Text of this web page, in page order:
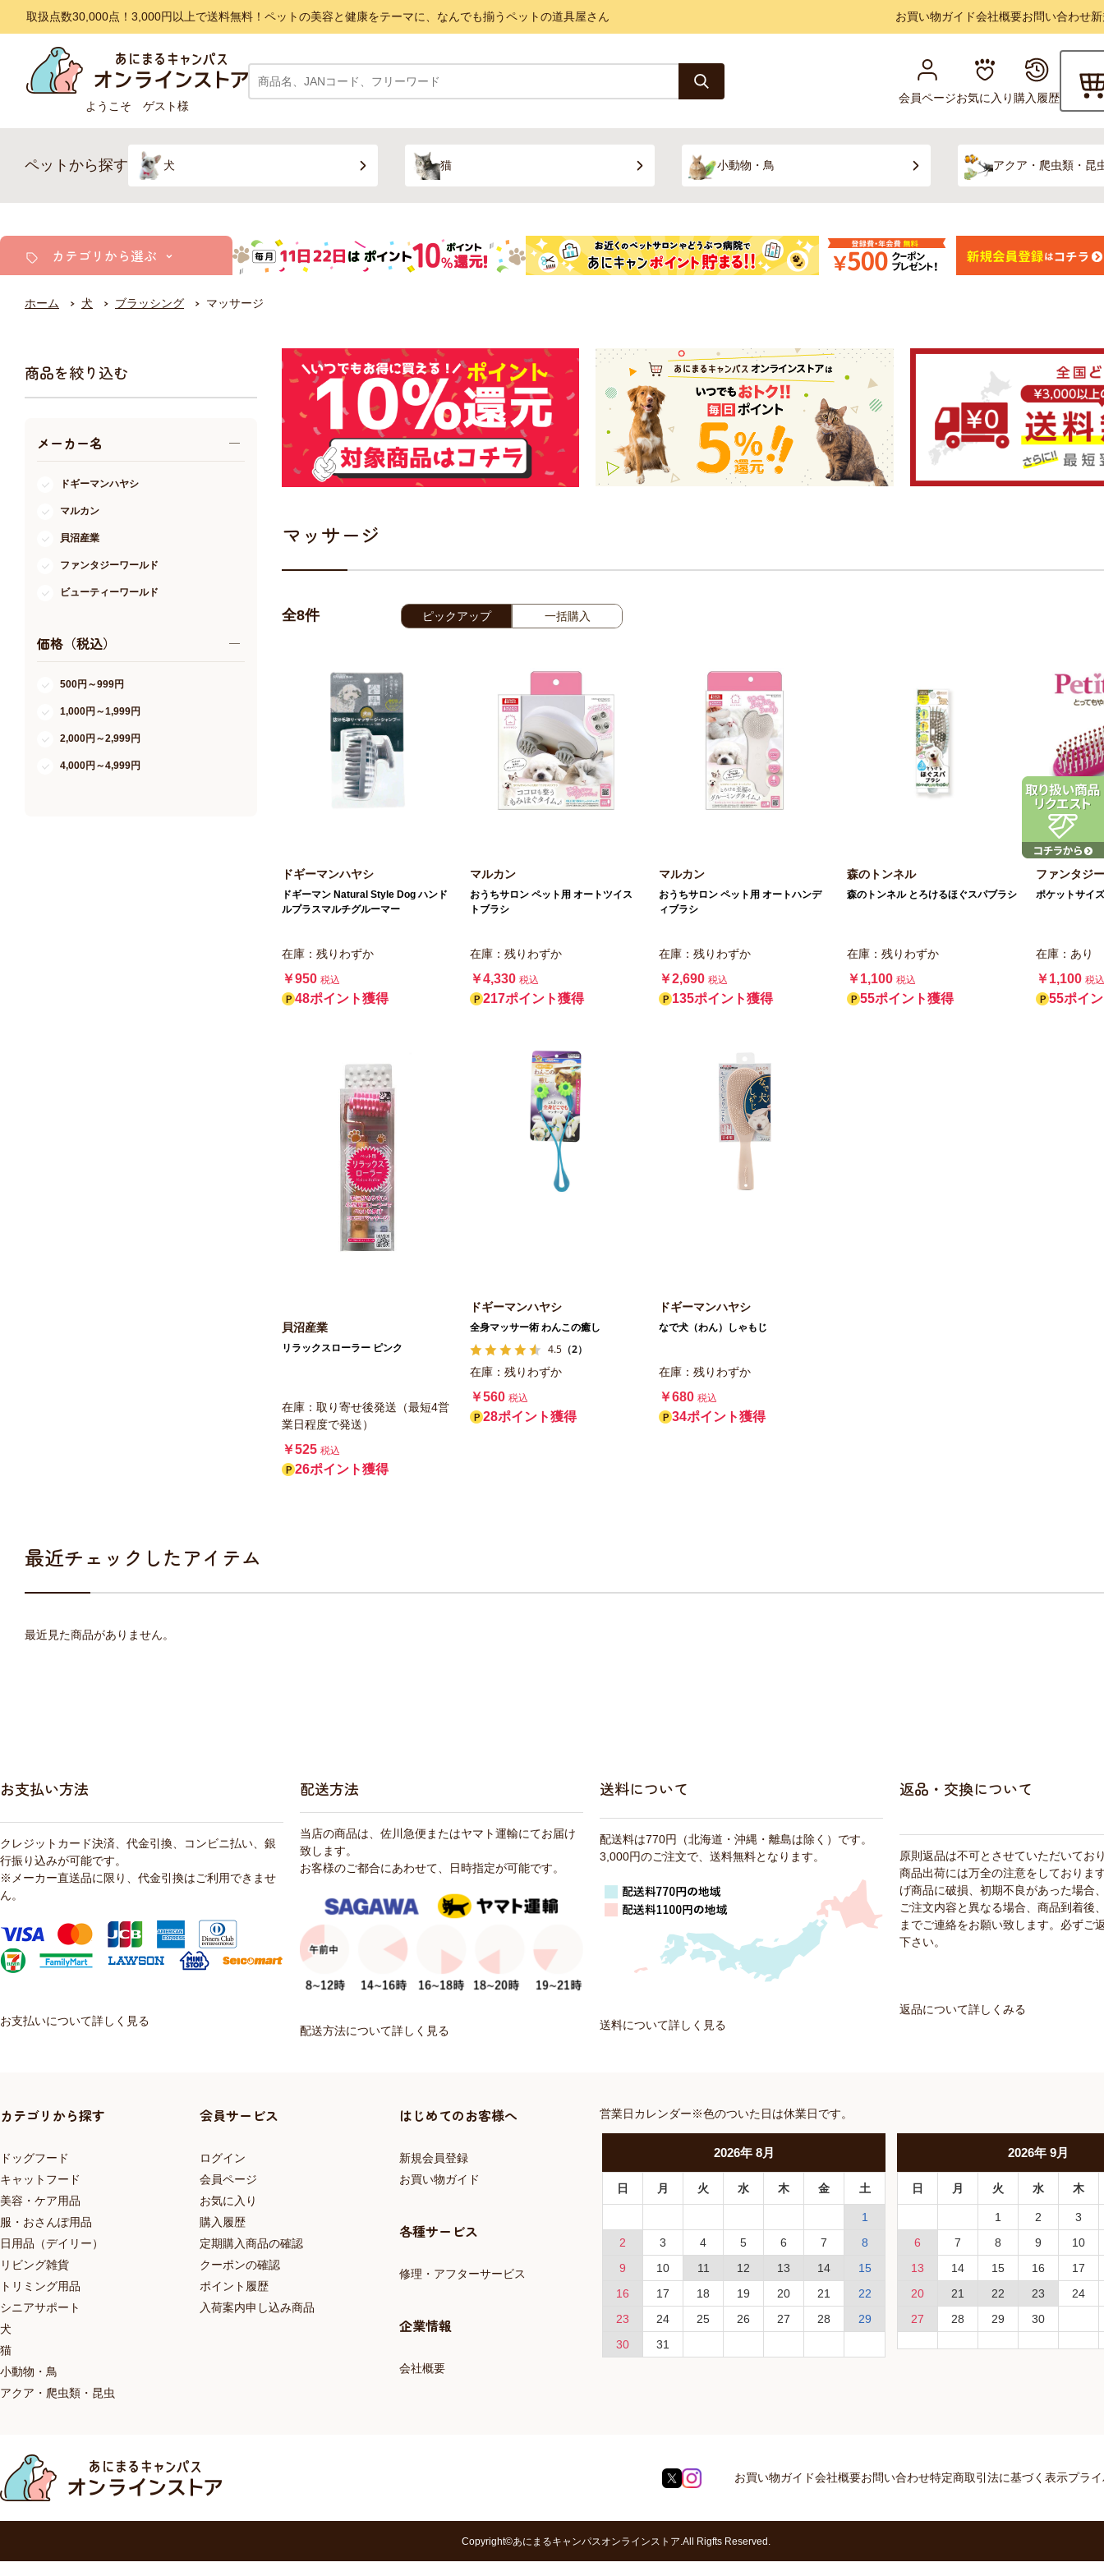
取扱点数30,000点！3,000円以上で送料無料！ペットの美容と健康をテーマに、なんでも揃うペットの道具屋さん お買い物ガイド会社概要お問い合わせ
ようこそ ゲスト様
会員ページお気に入り購入履歴
ペットから探す 犬 猫 小動物・鳥 アクア・爬虫類・昆
カテゴリから選ぶ
犬
アクア・爬虫類・昆虫
キャットフード
リビング雑貨
トリマーグッズ
シニアサポート
ホーム 犬 ブラッシング マッサージ
商品を絞り込む
メーカー名
ドギーマンハヤシ
マルカン
貝沼産業
ファンタジーワールド
ビューティーワールド
価格（税込）
500円～999円
1,000円～1,999円
2,000円～2,999円
4,000円～4,999円
マッサージ
全8件 ピックアップ 一括購入
ドギーマンハヤシ
ドギーマン Natural Style Dog ハンド
ルプラスマルチグルーマー
在庫：残りわずか
￥950 税込
48ポイント獲得
マルカン
おうちサロン ペット用 オートツイス
トブラシ
在庫：残りわずか
￥4,330 税込
217ポイント獲得
マルカン
おうちサロン ペット用 オートハンデ
ィブラシ
在庫：残りわずか
￥2,690 税込
135ポイント獲得
森のトンネル
森のトンネル とろけるほぐスパブラシ
在庫：残りわずか
￥1,100 税込
55ポイント獲得
ファンタジ
ポケットサイ
在庫：あり
￥1,100 税込
55ポイ
貝沼産業
リラックスローラー ピンク
在庫：取り寄せ後発送（最短4営
業日程度で発送）
￥525 税込
26ポイント獲得
ドギーマンハヤシ
全身マッサー術 わんこの癒し
4.5 （2）
在庫：残りわずか
￥560 税込
28ポイント獲得
ドギーマンハヤシ
なで犬（わん）しゃもじ
在庫：残りわずか
￥680 税込
34ポイント獲得
最近チェックしたアイテム
最近見た商品がありません。
お支払い方法
クレジットカード決済、代金引換、コンビニ払い、銀
行振り込みが可能です。
※メーカー直送品に限り、代金引換はご利用できませ
ん。
お支払いについて詳しく見る
配送方法
当店の商品は、佐川急便またはヤマト運輸にてお届け
致します。
お客様のご都合にあわせて、日時指定が可能です。
配送方法について詳しく見る
送料について
配送料は770円（北海道・沖縄・離島は除く）です。
3,000円のご注文で、送料無料となります。
送料について詳しく見る
返品・交換について
原則返品は不可とさせていただいてお
商品出荷には万全の注意をしておりま
げ商品に破損、初期不良があった場合
ご注文内容と異なる場合、商品到着後
までご連絡をお願い致します。必ずご
下さい。
返品について詳しくみる
カテゴリから探す
ドッグフード
キャットフード
美容・ケア用品
服・おさんぽ用品
日用品（デイリー）
リビング雑貨
トリミング用品
シニアサポート
犬
猫
小動物・鳥
アクア・爬虫類・昆虫
会員サービス
ログイン
会員ページ
お気に入り
購入履歴
定期購入商品の確認
クーポンの確認
ポイント履歴
入荷案内申し込み商品
はじめてのお客様へ
新規会員登録
お買い物ガイド
各種サービス
修理・アフターサービス
企業情報
会社概要
営業日カレンダー※色のついた日は休業日です。
2026年 8月
日 月 火 水 木 金 土
1
2
3 4 5 6 7
8
9
10 11 12 13 14
15
16
17 18 19 20 21
22
23
24 25 26 27 28
29
30
31
2026年9月
日 月 火 水 木
1 2
3
6
7 8 9
10
13
14 15 16
17
20
21 22 23
24
27
28 29 30
お買い物ガイド会社概要お問い合わせ特定商取引法に基づく表示プラ
Copyright©あにまるキャンパスオンラインストア.All Rigfts Reserved.